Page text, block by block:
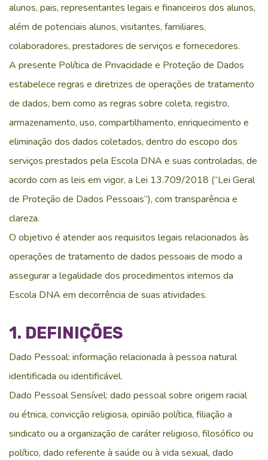
alunos, pais, representantes legais e financeiros dos alunos,
além de potenciais alunos, visitantes, familiares,
colaboradores, prestadores de serviços e fornecedores.
A presente Política de Privacidade e Proteção de Dados
estabelece regras e diretrizes de operações de tratamento
de dados, bem como as regras sobre coleta, registro,
armazenamento, uso, compartilhamento, enriquecimento e
eliminação dos dados coletados, dentro do escopo dos
serviços prestados pela Escola DNA e suas controladas, de
acordo com as leis em vigor, a Lei 13.709/2018 (“Lei Geral
de Proteção de Dados Pessoais”), com transparência e
clareza.
O objetivo é atender aos requisitos legais relacionados às
operações de tratamento de dados pessoais de modo a
assegurar a legalidade dos procedimentos internos da
Escola DNA em decorrência de suas atividades.
1. DEFINIÇÕES
Dado Pessoal: informação relacionada à pessoa natural
identificada ou identificável.
Dado Pessoal Sensível: dado pessoal sobre origem racial
ou étnica, convicção religiosa, opinião política, filiação a
sindicato ou a organização de caráter religioso, filosófico ou
político, dado referente à saúde ou à vida sexual, dado